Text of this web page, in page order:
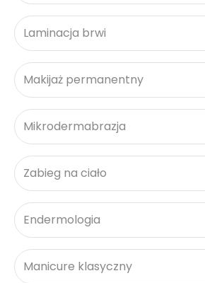
Laminacja brwi
Makijaż permanentny
Mikrodermabrazja
Zabieg na ciało
Endermologia
Manicure klasyczny